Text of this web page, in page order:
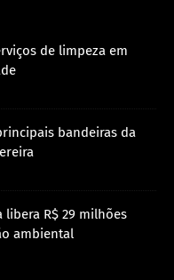
de limpeza em
bandeiras da
libera R$ 29 milhões
ambiental